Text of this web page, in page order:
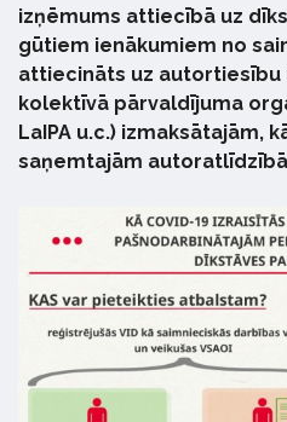
izņēmums attiecībā uz
gūtiem ienākumiem no
attiecināts uz autortiesību
kolektīvā pārvaldījuma
LaIPA u.c.) izmaksātajām,
saņemtajām